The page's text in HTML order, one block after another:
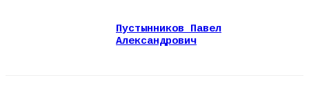
Пустынников Павел
Александрович